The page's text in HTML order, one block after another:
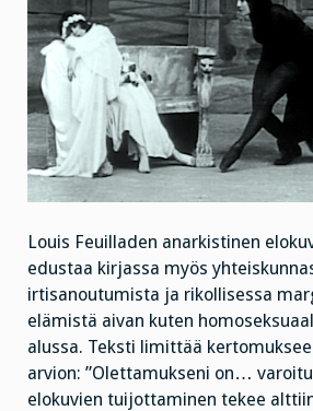
Louis Feuilladen anarkistinen
edustaa kirjassa myös
irtisanoutumista ja rikollisessa
elämistä aivan kuten
alussa. Teksti limittää
arvion: ”Olettamukseni on…
elokuvien tuijottaminen tekee